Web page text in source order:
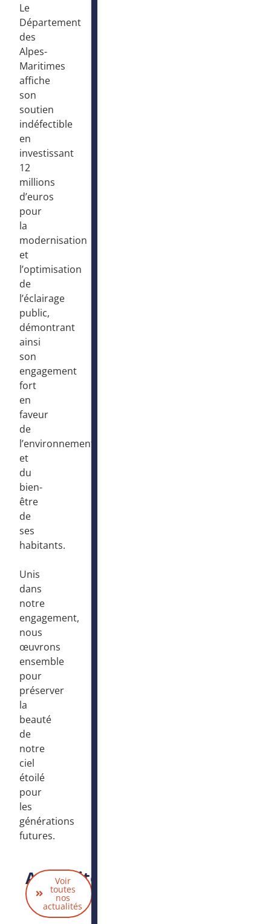
Le
Département
des
Alpes-
Maritimes
affiche
son
soutien
indéfectible
en
investissant
12
millions
d’euros
pour
la
modernisation
et
l’optimisation
de
l’éclairage
public,
démontrant
ainsi
son
engagement
fort
en
faveur
de
l’environnement
et
du
bien-
être
de
ses
habitants.
Unis
dans
notre
engagement,
nous
œuvrons
ensemble
pour
préserver
la
beauté
de
notre
ciel
étoilé
pour
les
générations
futures.
Actualités
liées
Voir
toutes
nos
actualités